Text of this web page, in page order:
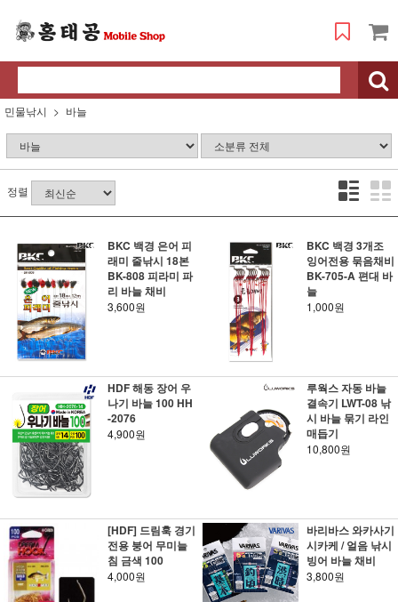
민물낚시 바늘
정렬
BKC 백경 은어 피
래미 줄낚시 18본
BK-808 피라미 파
리 바늘 채비
3,600원
BKC 백경 3개조
잉어전용 묶음채비
BK-705-A 편대 바
늘
1,000원
HDF 해동 장어 우
나기 바늘 100 HH
-2076
4,900원
루웍스 자동 바늘
결속기 LWT-08 낚
시 바늘 묶기 라인
매듭기
10,800원
[HDF] 드림훅 경기
전용 붕어 무미늘
침 금색 100
4,000원
바리바스 와카사기
시카케 / 얼음 낚시
빙어 바늘 채비
3,800원